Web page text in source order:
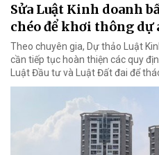
Sửa Luật Kinh doanh
chéo để khơi thông dự
Theo chuyên gia, Dự thảo Luật
cần tiếp tục hoàn thiện các quy
Luật Đầu tư và Luật Đất đai để